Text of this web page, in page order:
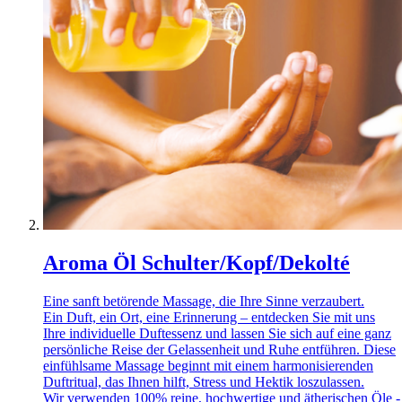
Aroma Öl Schulter/Kopf/Dekolté
Eine sanft betörende Massage, die Ihre Sinne verzaubert.
Ein Duft, ein Ort, eine Erinnerung – entdecken Sie mit uns
Ihre individuelle Duftessenz und lassen Sie sich auf eine ganz
persönliche Reise der Gelassenheit und Ruhe entführen. Diese
einfühlsame Massage beginnt mit einem harmonisierenden
Duftritual, das Ihnen hilft, Stress und Hektik loszulassen.
Wir verwenden 100% reine, hochwertige und ätherischen Öle